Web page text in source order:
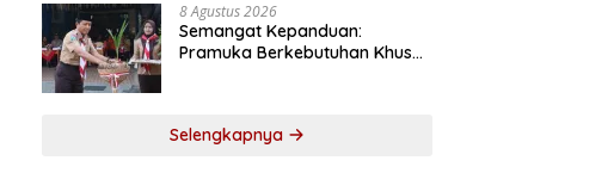
8 Agustus 2026
Semangat Kepanduan:
Pramuka Berkebutuhan Khusus
Selengkapnya